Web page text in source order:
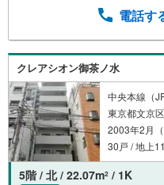
電話す
クレアシオン御茶ノ水
中央本線（
東京都文京
2003年2月（
30戸 / 地上
5階 / 北 / 22.07m2 / 1K